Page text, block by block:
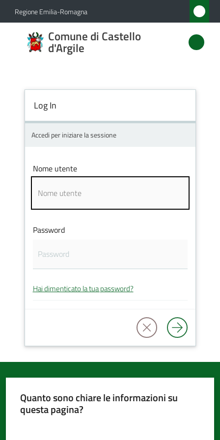
Vai al contenuto
Vai alla navigazione
Vai al footer
Regione Emilia-Romagna
Comune di Castello
d'Argile
Comune
di
Amministrazione
Servizi
Vivere
d'Argile
Amministrazione
argomenti...
Seguici
Log In
Accedi per iniziare la sessione
Nome utente
Password
Hai dimenticato la tua password?
Quanto sono chiare le informazioni su
questa pagina?